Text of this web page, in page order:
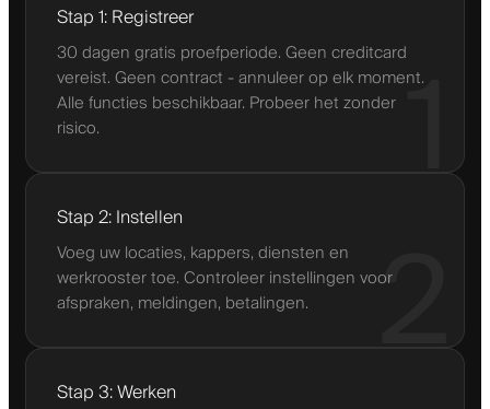
1
Stap 1: Registreer
30 dagen gratis proefperiode. Geen creditcard
vereist. Geen contract - annuleer op elk moment.
Alle functies beschikbaar. Probeer het zonder
risico.
2
Stap 2: Instellen
Voeg uw locaties, kappers, diensten en
werkrooster toe. Controleer instellingen voor
afspraken, meldingen, betalingen.
Stap 3: Werken